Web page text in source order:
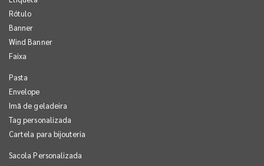
Rótulo
Banner
Wind Banner
Faixa
Pasta
Envelope
Imã de geladeira
Tag personalizada
Cartela para bijouteria
Sacola Personalizada